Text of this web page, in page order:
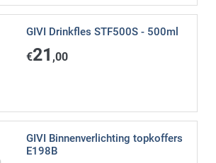
GIVI Drinkfles STF500S - 500ml
€21 ,00
GIVI Binnenverlichting topkoffers
E198B